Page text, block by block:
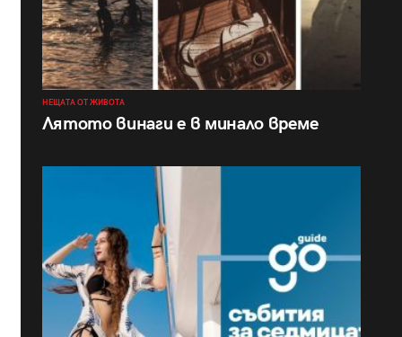
НЕЩАТА ОТ ЖИВОТА
Лятото винаги е в минало време